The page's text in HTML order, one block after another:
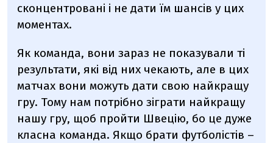
сконцентровані і не дати їм шансів у цих
моментах.
Як команда, вони зараз не показували ті
результати, які від них чекають, але в цих
матчах вони можуть дати свою найкращу
гру. Тому нам потрібно зіграти найкращу
нашу гру, щоб пройти Швецію, бо це дуже
класна команда. Якщо брати футболістів –